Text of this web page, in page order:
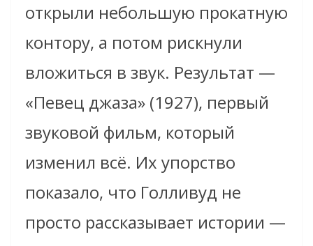
открыли небольшую прокатную
контору, а потом рискнули
вложиться в звук. Результат —
«Певец джаза» (1927), первый
звуковой фильм, который
изменил всё. Их упорство
показало, что Голливуд не
просто рассказывает истории —